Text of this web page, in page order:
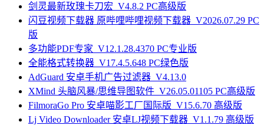
剑灵最新玫瑰卡刀宏_V4.8.2 PC高级版
闪豆视频下载器 原哔哩哔哩视频下载器_V2026.07.29 PC
版
多功能PDF专家_V12.1.28.4370 PC专业版
全能格式转换器_V17.4.5.648 PC绿色版
AdGuard 安卓手机广告过滤器_V4.13.0
XMind 头脑风暴/思维导图软件_V26.05.01105 PC高级版
FilmoraGo Pro 安卓喵影工厂国际版_V15.6.70 高级版
Lj Video Downloader 安卓LJ视频下载器_V1.1.79 高级版